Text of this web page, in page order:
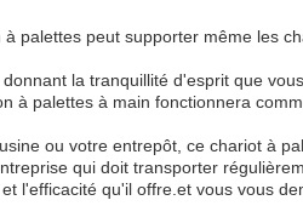
palettes peut supporter même les
la tranquillité d'esprit que
à palettes à main fonctionnera
ou votre entrepôt, ce chariot à
qui doit transporter
l'efficacité qu'il offre.et vous vous